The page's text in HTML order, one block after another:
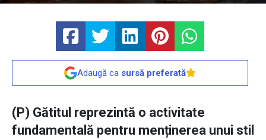
Adaugă ca sursă preferată
(P) Gătitul reprezintă o activitate
fundamentală pentru menținerea unui stil